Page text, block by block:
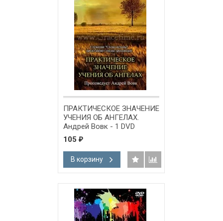
ПРАКТИЧЕСКОЕ ЗНАЧЕНИЕ
УЧЕНИЯ ОБ АНГЕЛАХ.
Андрей Вовк - 1 DVD
105 ₽
В корзину